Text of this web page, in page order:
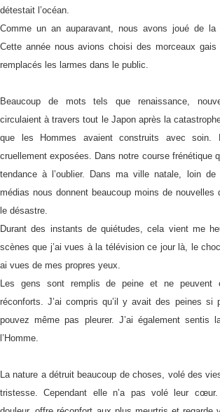
détestait l’océan.
Comme un an auparavant, nous avons joué de la
Cette année nous avions choisi des morceaux
remplacés les larmes dans le public.
Beaucoup de mots tels que renaissance,
circulaient à travers tout le Japon après la
que les Hommes avaient construits avec soin.
cruellement exposées. Dans notre course frénétique
tendance à l’oublier. Dans ma ville natale, loin
médias nous donnent beaucoup moins de nouvelles
le désastre.
Durant des instants de quiétudes, cela vient me
scènes que j’ai vues à la télévision ce jour là, le
ai vues de mes propres yeux.
Les gens sont remplis de peine et ne peuvent
réconforts. J’ai compris qu’il y avait des peines si
pouvez même pas pleurer. J’ai également sentis
l’Homme.
La nature a détruit beaucoup de choses, volé des
tristesse. Cependant elle n’a pas volé leur